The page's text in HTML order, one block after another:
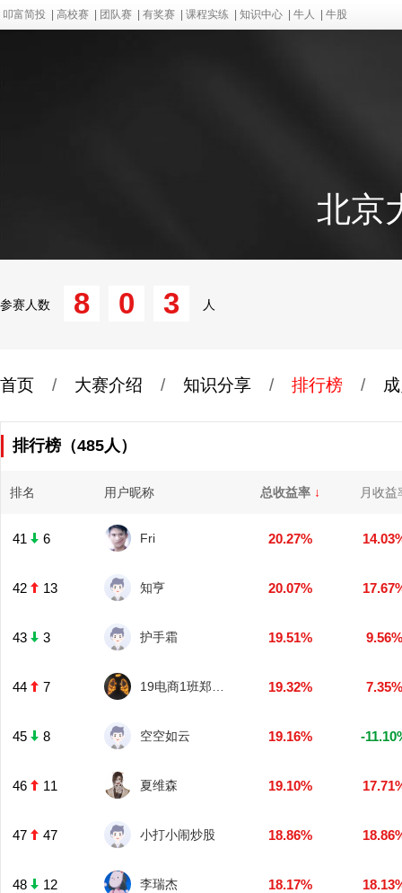
叩富简投 高校赛 团队赛 有奖赛 课程实练 知识中心 牛人 牛股
北京
参赛人数 8 0 3 人
首页 / 大赛介绍 / 知识分享 / 排行榜 /
排行榜（485人）
排名 用户昵称 总收益率 ↓ 月收益
41 6 Fri 20.27%
42 13 知亨 20.07%
43 3 护手霜 19.51% 9.56%
44 7 19.32% 7.35%
45 8 空空如云 19.16% -
46 11 夏维森 19.10%
47 47 小打小闹炒股 18.86%
48 12 李瑞杰 18.17%